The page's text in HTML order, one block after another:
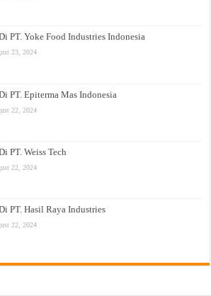
PT. Yoke Food Industries Indonesia
23, 2024
PT. Epiterma Mas Indonesia
22, 2024
PT. Weiss Tech
22, 2024
PT. Hasil Raya Industries
22, 2024